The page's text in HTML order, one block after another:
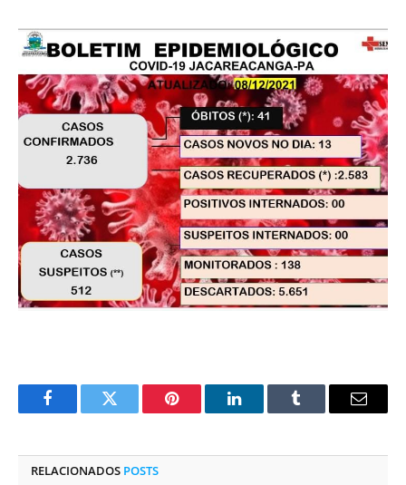
FacebookTwitter Pinterest O
Tumblr
E-
RELACIONADOS POSTS